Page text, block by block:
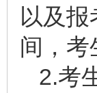
以及
间，考
2.考